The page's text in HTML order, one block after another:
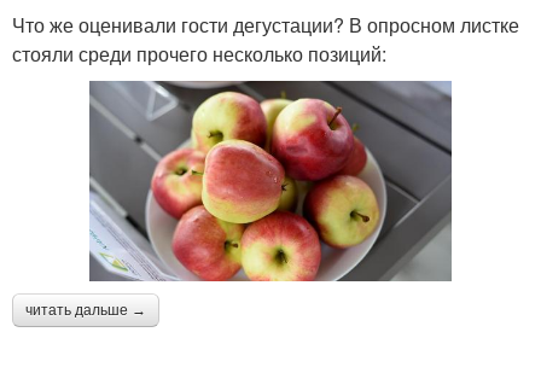
Что же оценивали гости дегустации? В опросном листке
стояли среди прочего несколько позиций:
читать дальше →